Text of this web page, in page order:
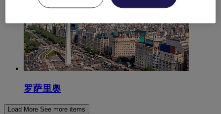
罗萨里奥
Load More See more items